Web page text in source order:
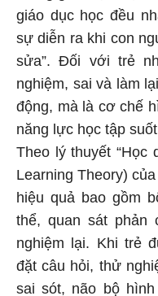
giáo dục học đều
sự diễn ra khi con
sửa”. Đối với trẻ
nghiệm, sai và làm
động, mà là cơ chế
năng lực học tập suốt
Theo lý thuyết “Học
Learning Theory)
hiệu quả bao gồm
thể, quan sát phản
nghiệm lại. Khi trẻ
đặt câu hỏi, thử
sai sót, não bộ